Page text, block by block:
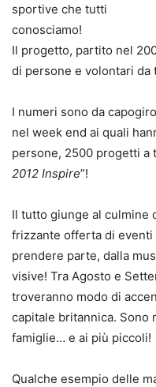
sportive che tutti
conosciamo!
Il progetto, partito nel
di persone e volontari da
I numeri sono da
nel week end ai quali
persone, 2500 progetti a
2012 Inspire”!
Il tutto giunge al culmine
frizzante offerta di
prendere parte, dalla
visive! Tra Agosto e
troveranno modo di
capitale britannica. Sono
famiglie… e ai più piccoli!
Qualche esempio delle